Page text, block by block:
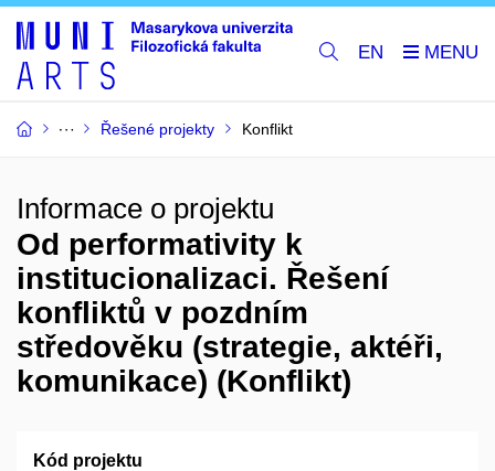
EN
Řešené projekty Konflikt
Informace o projektu
Od performativity k
institucionalizaci. Řešení
konfliktů v pozdním
středověku (strategie, aktéři,
komunikace) (Konflikt)
Kód projektu